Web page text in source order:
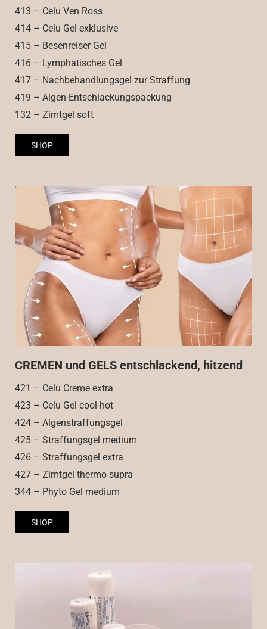
413 – Celu Ven Ross
414 – Celu Gel exklusive
415 – Besenreiser Gel
416 – Lymphatisches Gel
417 – Nachbehandlungsgel zur Straffung
419 – Algen-Entschlackungspackung
132 – Zimtgel soft
SHOP
CREMEN und GELS entschlackend, hitzend
421 – Celu Creme extra
423 – Celu Gel cool-hot
424 – Algenstraffungsgel
425 – Straffungsgel medium
426 – Straffungsgel extra
427 – Zimtgel thermo supra
344 – Phyto Gel medium
SHOP